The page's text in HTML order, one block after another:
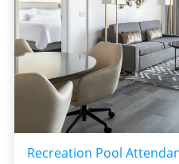
Recreation Pool